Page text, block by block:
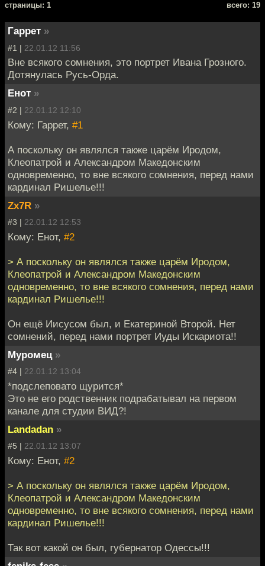
cтраницы: 1 всего: 19
Гаррет »
#1 | 22.01.12 11:56
Вне всякого сомнения, это портрет Ивана Грозного.
Дотянулась Русь-Орда.
Енот »
#2 | 22.01.12 12:10
Кому: Гаррет, #1
А поскольку он являлся также царём Иродом,
Клеопатрой и Александром Македонским
одновременно, то вне всякого сомнения, перед нами
кардинал Ришелье!!!
Zx7R »
#3 | 22.01.12 12:53
Кому: Енот, #2
> А поскольку он являлся также царём Иродом,
Клеопатрой и Александром Македонским
одновременно, то вне всякого сомнения, перед нами
кардинал Ришелье!!!
Он ещё Иисусом был, и Екатериной Второй. Нет
сомнений, перед нами портрет Иуды Искариота!!
Муромец »
#4 | 22.01.12 13:04
*подслеповато щурится*
Это не его родственник подрабатывал на первом
канале для студии ВИД?!
Landadan »
#5 | 22.01.12 13:07
Кому: Енот, #2
> А поскольку он являлся также царём Иродом,
Клеопатрой и Александром Македонским
одновременно, то вне всякого сомнения, перед нами
кардинал Ришелье!!!
Так вот какой он был, губернатор Одессы!!!